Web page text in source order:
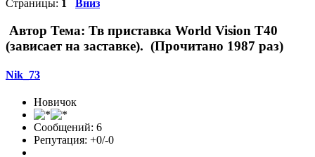
Страницы: 1 Вниз
Автор Тема: Тв приставка World Vision T40
(зависает на заставке). (Прочитано 1987 раз)
Nik_73
Новичок
Сообщений: 6
Репутация: +0/-0